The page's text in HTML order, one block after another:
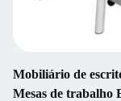
Mobiliário de
Mesas de trabalho